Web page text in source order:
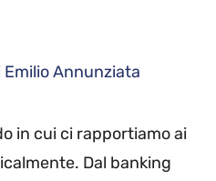
Emilio Annunziata
in cui ci rapportiamo ai
Dal banking